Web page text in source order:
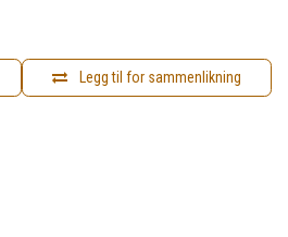
Legg til for sammenlikning